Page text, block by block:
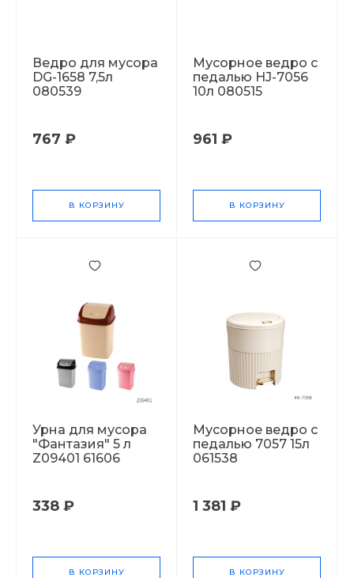
Ведро для мусора
DG-1658 7,5л
080539
767 ₽
В КОРЗИНУ
Мусорное ведро с
педалью HJ-7056
10л 080515
961 ₽
В КОРЗИНУ
Урна для мусора
"Фантазия" 5 л
Z09401 61606
338 ₽
В КОРЗИНУ
Мусорное ведро с
педалью 7057 15л
061538
1 381 ₽
В КОРЗИНУ